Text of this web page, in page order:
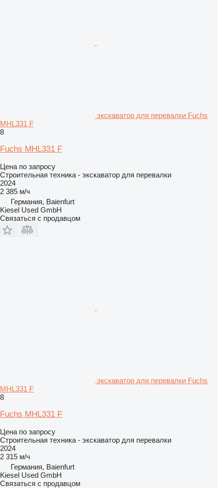
экскаватор для перевалки Fuchs
MHL331 F
8
Fuchs MHL331 F
Цена по запросу
Строительная техника - экскаватор для перевалки
2024
2 385 м/ч
Германия, Baienfurt
Kiesel Used GmbH
Связаться с продавцом
экскаватор для перевалки Fuchs
MHL331 F
8
Fuchs MHL331 F
Цена по запросу
Строительная техника - экскаватор для перевалки
2024
2 315 м/ч
Германия, Baienfurt
Kiesel Used GmbH
Связаться с продавцом